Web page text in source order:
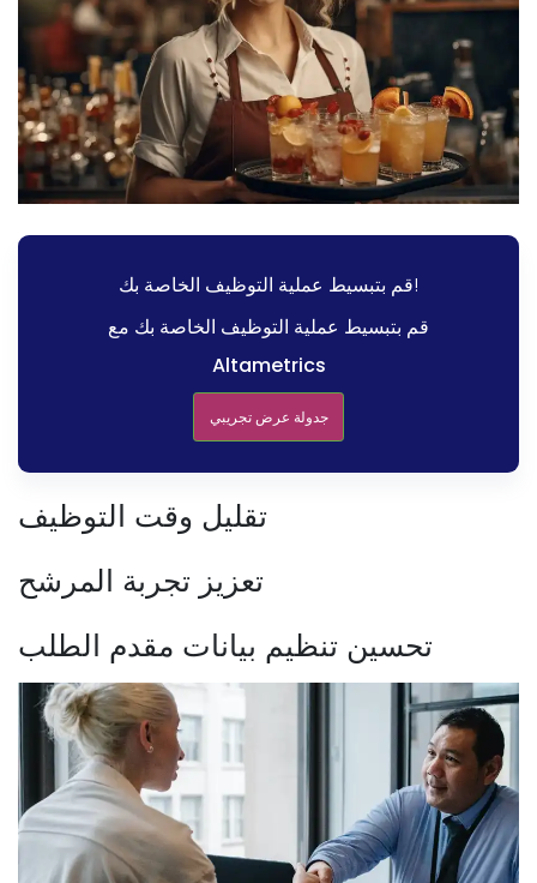
قم بتبسيط عملية التوظيف الخاصة بك!
قم بتبسيط عملية التوظيف الخاصة بك مع
Altametrics
جدولة عرض تجريبي
تقليل وقت التوظيف
تعزيز تجربة المرشح
تحسين تنظيم بيانات مقدم الطلب